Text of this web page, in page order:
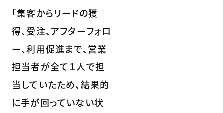
「集客からリードの獲
得、受注、アフターフォロ
ー、利用促進まで、営業
担当者が全て１人で担
当していたため、結果的
に手が回っていない状